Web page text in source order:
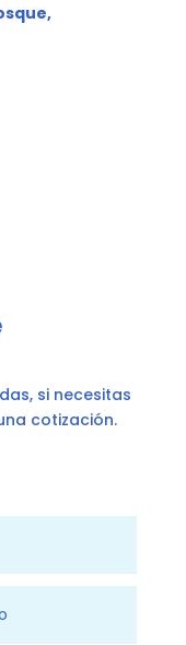
si necesitas
cotización.